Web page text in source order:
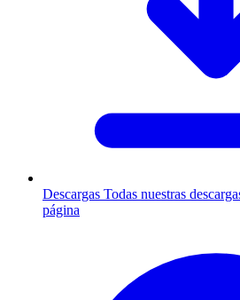
Descargas Todas nuestras
página